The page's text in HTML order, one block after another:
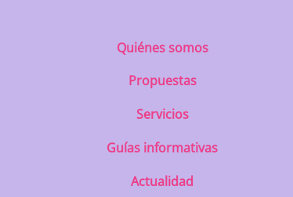
Quiénes somos
Propuestas
Servicios
Guías informativas
Actualidad